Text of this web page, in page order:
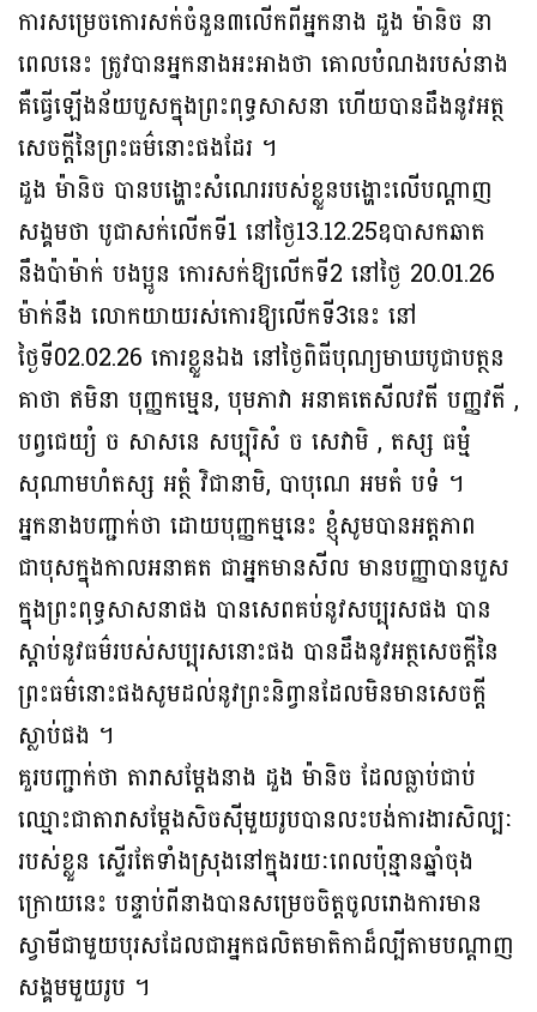
ការសម្រេចកោរសក់ចំនួន៣លើកពីអ្នកនាង ដួង ម៉ានិច នា
ពេលនេះ ត្រូវបានអ្នកនាងអះអាងថា គោលបំណងរបស់នាង
គឺធ្វើឡើងន័យបួសក្នុងព្រះពុទ្ធសាសនា ហើយបានដឹងនូវអត្ថ
សេចក្តីនៃព្រះធម៌នោះផងដែរ ។
ដួង ម៉ានិច បានបង្ហោះសំណេររបស់ខ្លួនបង្ហោះលើបណ្តាញ
សង្គមថា បូជាសក់លើកទី1 នៅថ្ងៃ13.12.25ឧបាសកឆាត
នឹងប៉ាម៉ាក់ បងប្អូន កោរសក់ឱ្យលើកទី2 នៅថ្ងៃ 20.01.26
ម៉ាក់នឹង លោកយាយរស់កោរឱ្យលើកទី3នេះ នៅ
ថ្ងៃទី02.02.26 កោរខ្លួនឯង នៅថ្ងៃពិធីបុណ្យមាឃបូជាបត្ថន
គាថា ឥមិនា បុញ្ញកម្មេន, បុមភាវា អនាគតេសីលវតី បញ្ញវតី ,
បព្វជេយ្យំ ច សាសនេ សប្បុរិសំ ច សេវាមិ , តស្ស ធម្មំ
សុណាមហំតស្ស អត្ថំ វិជានាមិ, បាបុណេ អមតំ បទំ ។
អ្នកនាងបញ្ជាក់ថា ដោយបុញ្ញកម្មនេះ ខ្ញុំសូមបានអត្តភាព
ជាបុសក្នុងកាលអនាគត ជាអ្នកមានសីល មានបញ្ញាបានបួស
ក្នុងព្រះពុទ្ធសាសនាផង បានសេពគប់នូវសប្បុរសផង បាន
ស្តាប់នូវធម៌របស់សប្បុរសនោះផង បានដឹងនូវអត្ថសេចក្តីនៃ
ព្រះធម៌នោះផងសូមដល់នូវព្រះនិព្វានដែលមិនមានសេចក្ដី
ស្លាប់ផង ។
គួរបញ្ជាក់ថា តារាសម្តែងនាង ដួង ម៉ានិច ដែលធ្លាប់ជាប់
ឈ្មោះជាតារាសម្តែងសិចស៊ីមួយរូបបានលះបង់ការងារសិល្បៈ
របស់ខ្លួន ស្ទើរតែទាំងស្រុងនៅក្នុងរយៈពេលប៉ុន្មានឆ្នាំចុង
ក្រោយនេះ បន្ទាប់ពីនាងបានសម្រេចចិត្តចូលរោងការមាន
ស្វាមីជាមួយបុរសដែលជាអ្នកផលិតមាតិកាដ៏ល្បីតាមបណ្តាញ
សង្គមមួយរូប ។